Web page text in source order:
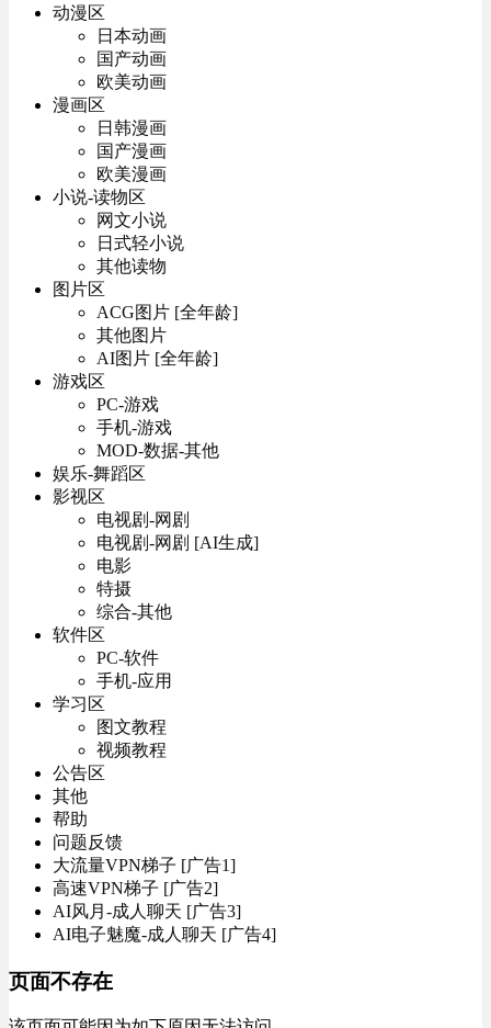
动漫区
日本动画
国产动画
欧美动画
漫画区
日韩漫画
国产漫画
欧美漫画
小说-读物区
网文小说
日式轻小说
其他读物
图片区
ACG图片 [全年龄]
其他图片
AI图片 [全年龄]
游戏区
PC-游戏
手机-游戏
MOD-数据-其他
娱乐-舞蹈区
影视区
电视剧-网剧
电视剧-网剧 [AI生成]
电影
特摄
综合-其他
软件区
PC-软件
手机-应用
学习区
图文教程
视频教程
公告区
其他
帮助
问题反馈
大流量VPN梯子 [广告1]
高速VPN梯子 [广告2]
AI风月-成人聊天 [广告3]
AI电子魅魔-成人聊天 [广告4]
页面不存在